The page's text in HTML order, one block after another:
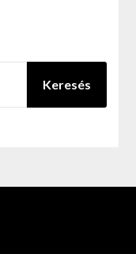
Keresés